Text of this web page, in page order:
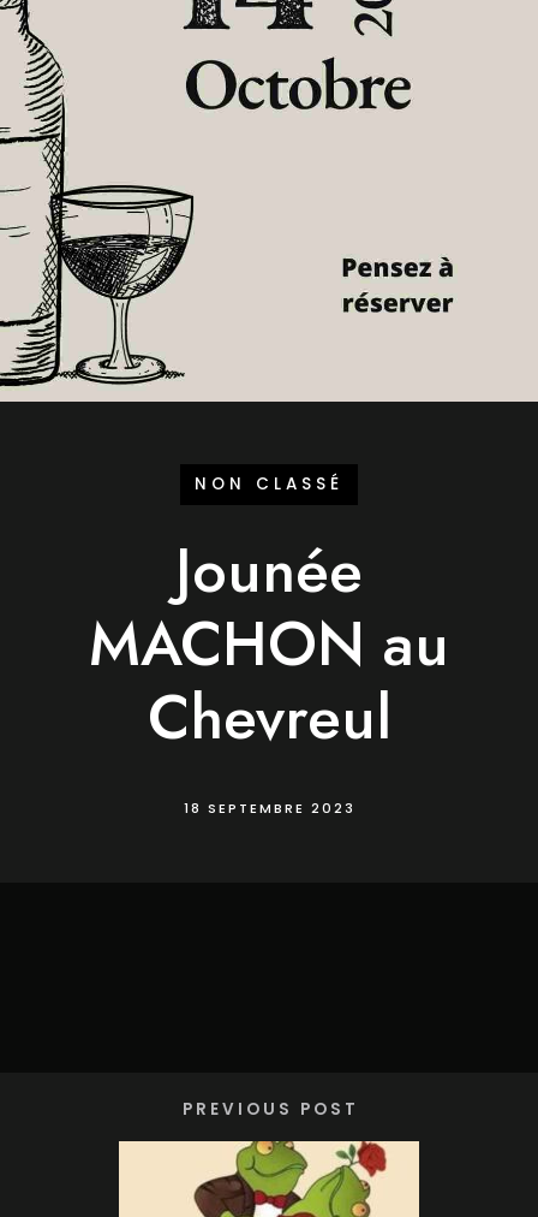
NON CLASSÉ
Jounée
MACHON au
Chevreul
18 SEPTEMBRE 2023
PREVIOUS POST